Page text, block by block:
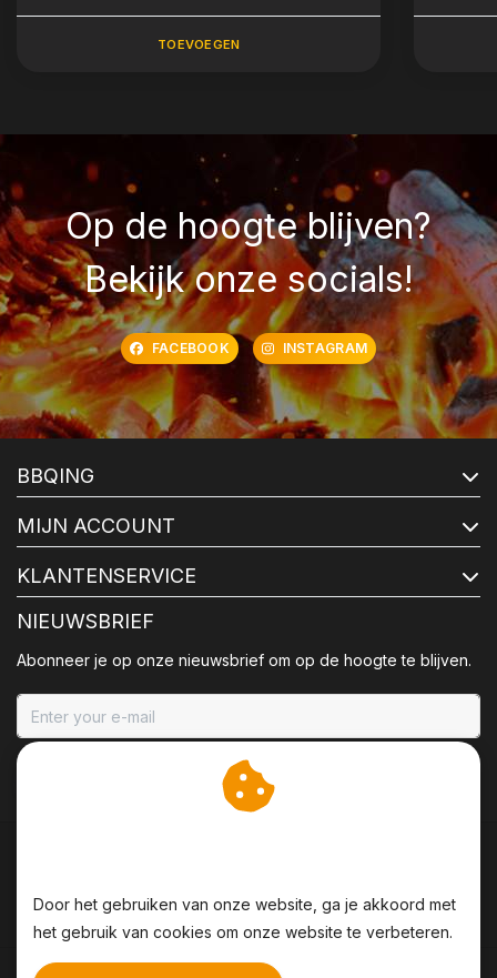
TOEVOEGEN
Op de hoogte blijven?
Bekijk onze socials!
FACEBOOK INSTAGRAM
BBQING
MIJN ACCOUNT
KLANTENSERVICE
NIEUWSBRIEF
Abonneer je op onze nieuwsbrief om op de hoogte te blijven.
Door het gebruiken van onze website, ga je akkoord met
het gebruik van cookies om onze website te verbeteren.